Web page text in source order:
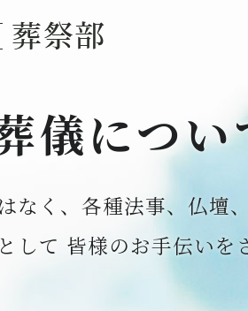
儀につい
なく、各種法事、仏壇
して 皆様のお手伝いを